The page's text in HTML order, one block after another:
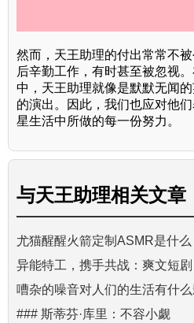
然而，天王助理的付出常常不
后辛勤工作，有时甚至被忽视
中，天王助理就像是默默无闻
的演出。因此，我们也应对他
星生活中所做的每一份努力。
与天王助理相关文章
尤猫醒醒火箭定制ASMR是什么
异能特工，携手共战：爽文短
嘈杂的噪音对人们的生活有什
### 斯蒂芬·库里：不容小觑